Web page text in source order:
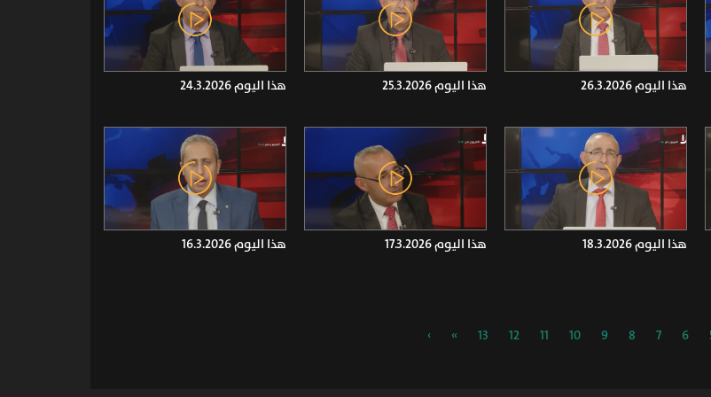
هذا اليوم 26.3.2026 هذا اليوم 25.3.2026 هذا اليوم 24.3.2026
هذا اليوم 18.3.2026 هذا اليوم 17.3.2026 هذا اليوم 16.3.2026
6
7
8
9
10
11
12
13
»
›